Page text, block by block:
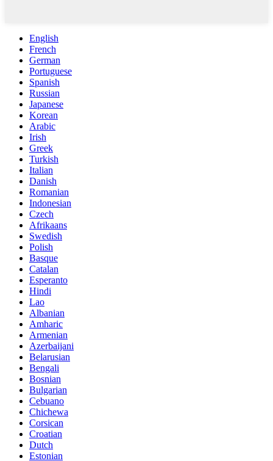
English
French
German
Portuguese
Spanish
Russian
Japanese
Korean
Arabic
Irish
Greek
Turkish
Italian
Danish
Romanian
Indonesian
Czech
Afrikaans
Swedish
Polish
Basque
Catalan
Esperanto
Hindi
Lao
Albanian
Amharic
Armenian
Azerbaijani
Belarusian
Bengali
Bosnian
Bulgarian
Cebuano
Chichewa
Corsican
Croatian
Dutch
Estonian